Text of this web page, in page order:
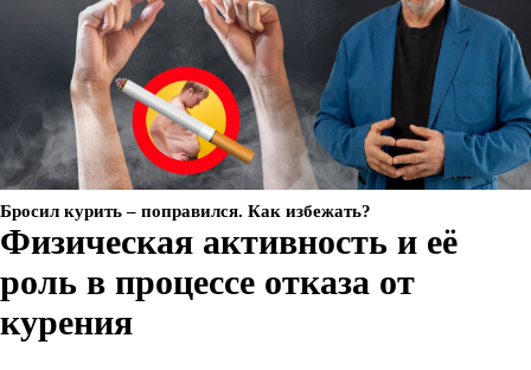
Бросил курить – поправился. Как избежать?
Физическая активность и её
роль в процессе отказа от
курения